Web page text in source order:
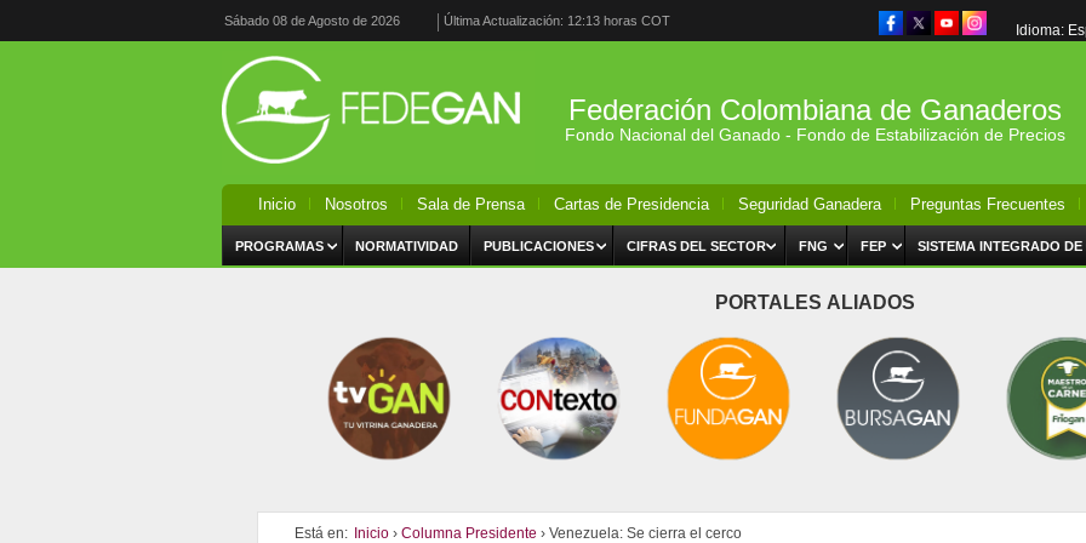
Sábado 08 de Agosto de 2026 Última Actualización: 12:13 horas COT
Idioma:
Federación Colombiana de Ganaderos
Fondo Nacional del Ganado - Fondo de Estabilización de Precios
Inicio Nosotros Sala de Prensa Cartas de Presidencia Seguridad Ganadera Preguntas Frecuentes
PROGRAMAS NORMATIVIDAD PUBLICACIONES CIFRAS DEL SECTOR FNG FEP SISTEMA INTEGRADO DE
PORTALES ALIADOS
Está en: Inicio › Columna Presidente › Venezuela: Se cierra el cerco